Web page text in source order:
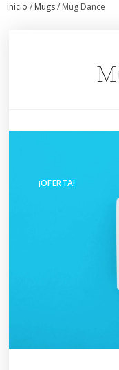
Inicio / Mugs/ Mug Dance
¡OFERTA!